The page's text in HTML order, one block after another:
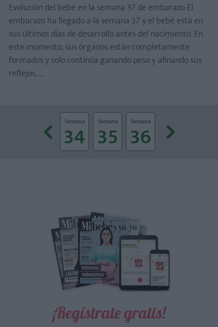
Evolución del bebé en la semana 37 de embarazo El
embarazo ha llegado a la semana 37 y el bebé está en
sus últimos días de desarrollo antes del nacimiento. En
este momento, sus órganos están completamente
formados y solo continúa ganando peso y afinando sus
reflejos. ...
33 Semana
34 Semana
35 Semana
36 37
¡Regístrate gratis!